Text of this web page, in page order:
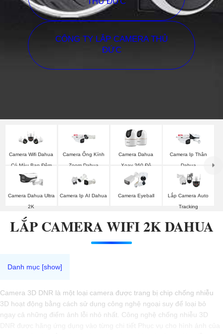
CÔNG TY LẮP CAMERA THỦ
ĐỨC
Camera Wifi Dahua
Có Màu Ban Đêm
Camera Ống Kính
Zoom Dahua
Camera Dahua
Xoay 360 Độ
Camera Ip Thân
Dahua
Camera Dahua Ultra
2K
Camera Ip AI Dahua Camera Eyeball
Lắp Camera Auto
Tracking
LẮP CAMERA WIFI 2K DAHUA
Camera 3D DNR là một loại camera được trang bị chip chống nhiễu
3D hoạt động bằng cách sử dụng công nghệ ngoại suy để loại bỏ
ngay cả những điểm ảnh lỗi nhỏ nhất. Công nghệ chống nhiễu 3D